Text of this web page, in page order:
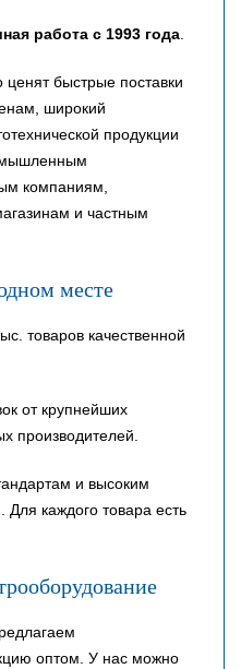
работа с 1993 года.
быстрые поставки
широкий
продукции
компаниям,
и частным
месте
товаров качественной
от крупнейших
производителей.
и высоким
Для каждого товара есть
оптом. У нас можно